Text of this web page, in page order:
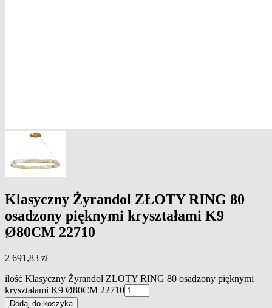
Klasyczny Żyrandol ZŁOTY RING 80
osadzony pięknymi kryształami K9
Ø80CM 22710
2 691,83 zł
ilość Klasyczny Żyrandol ZŁOTY RING 80 osadzony pięknymi
kryształami K9 Ø80CM 22710
Dodaj do koszyka